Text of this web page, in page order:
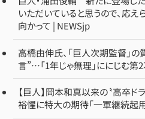
いただいていると思うので、応え
向かって | NEWSjp
高橋由伸氏、「巨人次期監督」
言”…「1年じゃ無理」ににじむ
【巨人】岡本和真以来の〝高卒
裕惺に特大の期待「一軍継続起用